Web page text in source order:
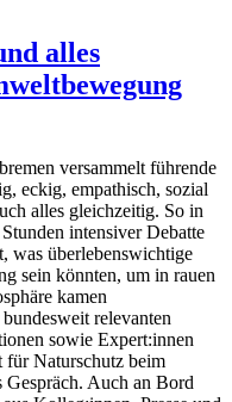
alles
versammelt führende
eckig, empathisch, sozial
alles gleichzeitig. So in
intensiver Debatte
was überlebenswichtige
sein könnten, um in rauen
kamen
relevanten
sowie Expert:innen
für Naturschutz beim
Gespräch. Auch an Bord